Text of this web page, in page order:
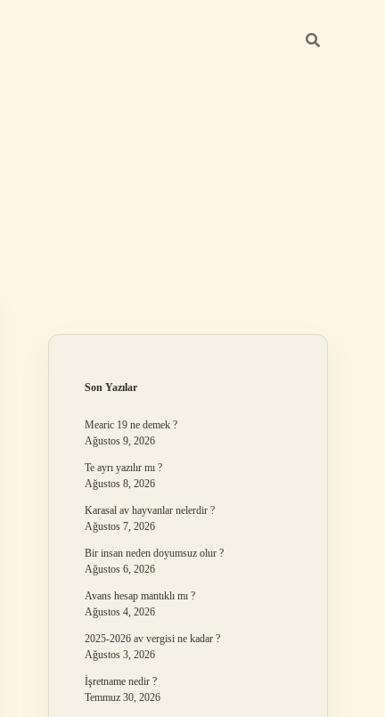
Son Yazılar
Mearic 19 ne demek ?
Ağustos 9, 2026
Te ayrı yazılır mı ?
Ağustos 8, 2026
Karasal av hayvanlar nelerdir ?
Ağustos 7, 2026
Bir insan neden doyumsuz olur ?
Ağustos 6, 2026
Avans hesap mantıklı mı ?
Ağustos 4, 2026
2025-2026 av vergisi ne kadar ?
Ağustos 3, 2026
İşretname nedir ?
Temmuz 30, 2026